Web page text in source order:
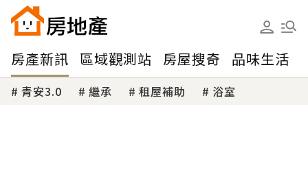
房產新訊 區域觀測站 房屋搜奇 品味生活
青安3.0 繼承 租屋補助 浴室